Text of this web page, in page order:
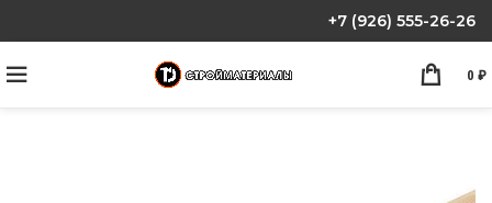
+7 (926) 555-26-26
0 ₽